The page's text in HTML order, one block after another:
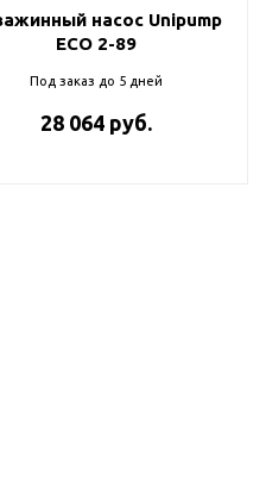
насос Unipump
ECO 2-89
Под заказ до 5 дней
28 064 руб.